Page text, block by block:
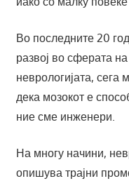
Во последните 20
развој во сферата
неврологијата,
дека мозокот е
ние сме инженери.
На многу начини,
опишува трајни